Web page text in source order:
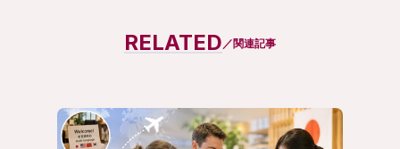
RELATED ／関連記事